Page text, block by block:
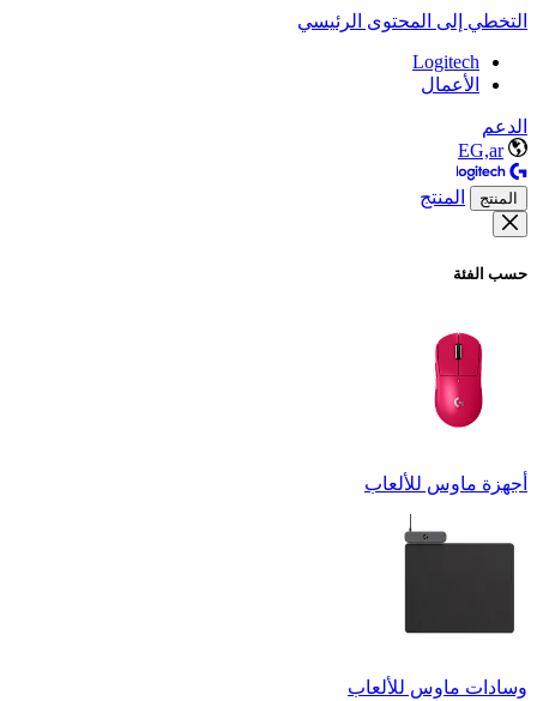
التخطي إلى المحتوى الرئيسي
Logitech
الأعمال
الدعم
EG,ar
المنتج المنتج
حسب الفئة
أجهزة ماوس للألعاب
وسادات ماوس للألعاب